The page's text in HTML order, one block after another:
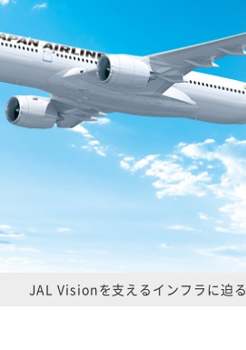
JAL Visionを支えるインフラに迫る